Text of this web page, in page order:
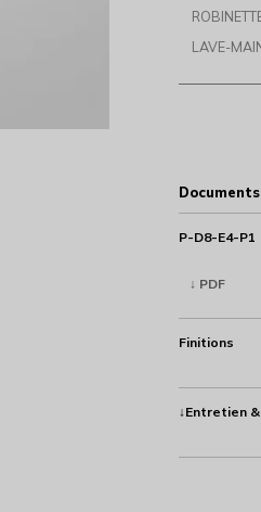
LAVE-
P-D8-E4-P1
↓ PDF
Finitions
↓Entretien